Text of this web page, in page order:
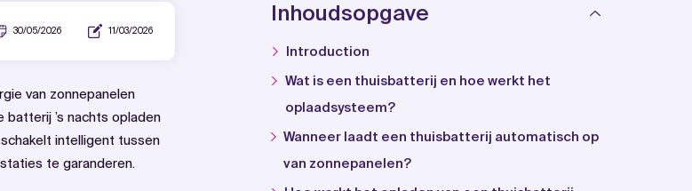
30/05/2026 11/03/2026
van zonnepanelen
batterij ’s nachts opladen
intelligent tussen
te garanderen.
Inhoudsopgave
Introduction
Wat is een thuisbatterij en hoe werkt het
oplaadsysteem?
Wanneer laadt een thuisbatterij automatisch op
van zonnepanelen?